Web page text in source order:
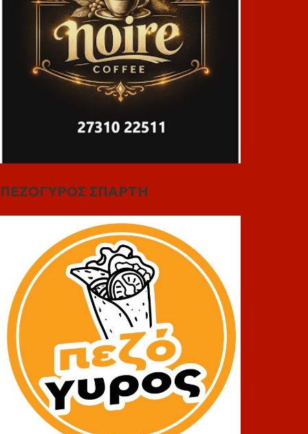
ΠΕΖΟΓΥΡΟΣ ΣΠΑΡΤΗ